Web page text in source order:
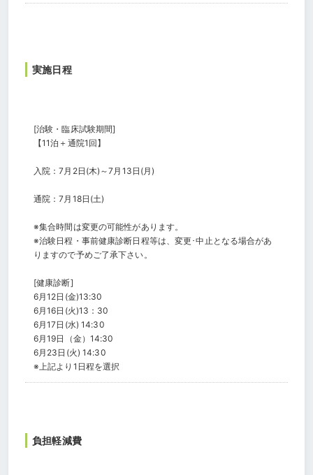
実施日程
[治験・臨床試験期間]
【11泊＋通院1回】
入院：7月2日(木)～7月13日(月)
通院：7月18日(土)
※集合時間は変更の可能性があります。
※治験日程・事前健康診断日程等は、変更･中止となる場合があ
りますので予めご了承下さい。
[健康診断]
6月12日(金)13:30
6月16日(火)13：30
6月17日(水) 14:30
6月19日（金）14:30
6月23日(火) 14:30
※上記より1日程を選択
負担軽減費